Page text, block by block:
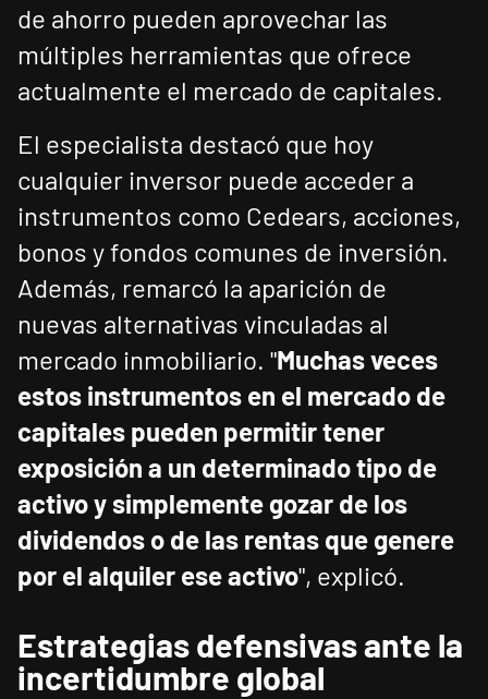
de ahorro pueden aprovechar las
múltiples herramientas que ofrece
actualmente el mercado de capitales.
El especialista destacó que hoy
cualquier inversor puede acceder a
instrumentos como Cedears, acciones,
bonos y fondos comunes de inversión.
Además, remarcó la aparición de
nuevas alternativas vinculadas al
mercado inmobiliario. "Muchas veces
estos instrumentos en el mercado de
capitales pueden permitir tener
exposición a un determinado tipo de
activo y simplemente gozar de los
dividendos o de las rentas que genere
por el alquiler ese activo", explicó.
Estrategias defensivas ante la
incertidumbre global